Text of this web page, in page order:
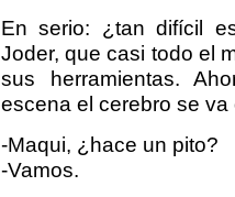
En serio: ¿tan difícil
Joder, que casi todo el
sus herramientas.
escena el cerebro se
-Maqui, ¿hace un pito?
-Vamos.